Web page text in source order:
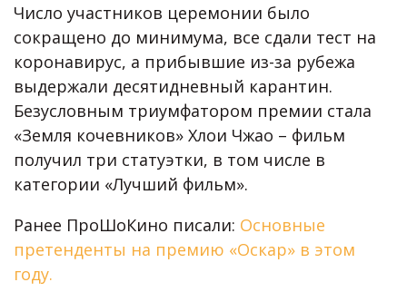
Число участников церемонии было
сокращено до минимума, все сдали тест на
коронавирус, а прибывшие из-за рубежа
выдержали десятидневный карантин.
Безусловным триумфатором премии стала
«Земля кочевников» Хлои Чжао – фильм
получил три статуэтки, в том числе в
категории «Лучший фильм».
Ранее ПроШоКино писали: Основные
претенденты на премию «Оскар» в этом
году.